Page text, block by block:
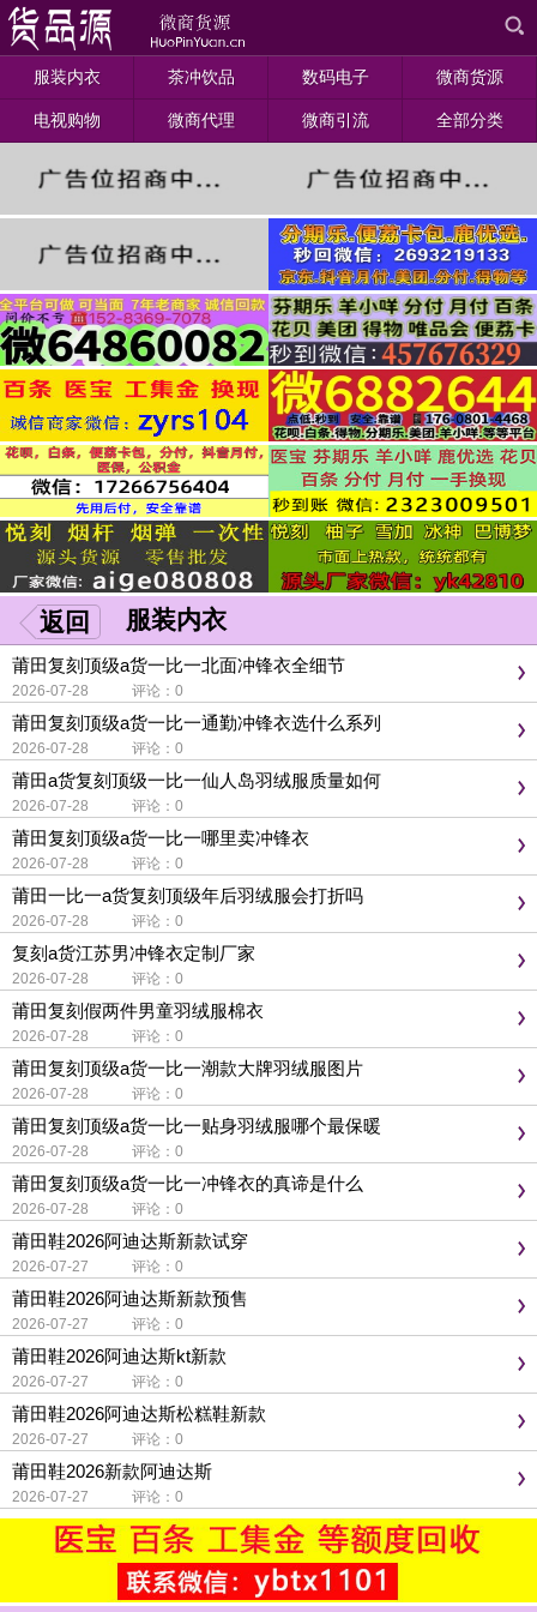
服装内衣 茶冲饮品 数码电子 微商货源
电视购物 微商代理 微商引流 全部分类
返回 服装内衣
莆田复刻顶级a货一比一北面冲锋衣全细节
2026-07-28 评论：0
莆田复刻顶级a货一比一通勤冲锋衣选什么系列
2026-07-28 评论：0
莆田a货复刻顶级一比一仙人岛羽绒服质量如何
2026-07-28 评论：0
莆田复刻顶级a货一比一哪里卖冲锋衣
2026-07-28 评论：0
莆田一比一a货复刻顶级年后羽绒服会打折吗
2026-07-28 评论：0
复刻a货江苏男冲锋衣定制厂家
2026-07-28 评论：0
莆田复刻假两件男童羽绒服棉衣
2026-07-28 评论：0
莆田复刻顶级a货一比一潮款大牌羽绒服图片
2026-07-28 评论：0
莆田复刻顶级a货一比一贴身羽绒服哪个最保暖
2026-07-28 评论：0
莆田复刻顶级a货一比一冲锋衣的真谛是什么
2026-07-28 评论：0
莆田鞋2026阿迪达斯新款试穿
2026-07-27 评论：0
莆田鞋2026阿迪达斯新款预售
2026-07-27 评论：0
莆田鞋2026阿迪达斯kt新款
2026-07-27 评论：0
莆田鞋2026阿迪达斯松糕鞋新款
2026-07-27 评论：0
莆田鞋2026新款阿迪达斯
2026-07-27 评论：0